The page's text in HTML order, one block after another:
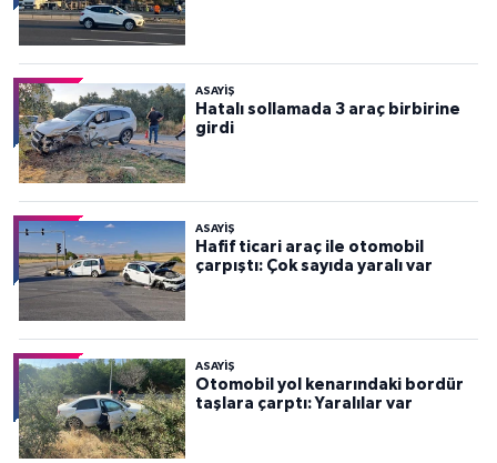
ASAYİŞ
Hatalı sollamada 3 araç birbirine
girdi
ASAYİŞ
Hafif ticari araç ile otomobil
çarpıştı: Çok sayıda yaralı var
ASAYİŞ
Otomobil yol kenarındaki bordür
taşlara çarptı: Yaralılar var